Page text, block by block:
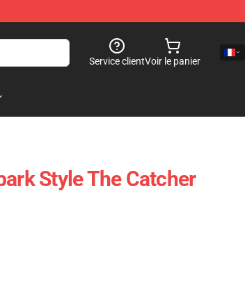
Service clientVoir le panier
Style The Catcher